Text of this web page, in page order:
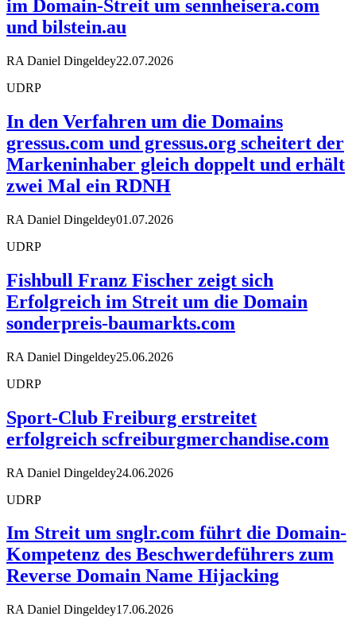
im Domain-Streit um sennheisera.com
und bilstein.au
RA Daniel Dingeldey22.07.2026
UDRP
In den Verfahren um die Domains
gressus.com und gressus.org scheitert der
Markeninhaber gleich doppelt und erhält
zwei Mal ein RDNH
RA Daniel Dingeldey01.07.2026
UDRP
Fishbull Franz Fischer zeigt sich
Erfolgreich im Streit um die Domain
sonderpreis-baumarkts.com
RA Daniel Dingeldey25.06.2026
UDRP
Sport-Club Freiburg erstreitet
erfolgreich scfreiburgmerchandise.com
RA Daniel Dingeldey24.06.2026
UDRP
Im Streit um snglr.com führt die Domain-
Kompetenz des Beschwerdeführers zum
Reverse Domain Name Hijacking
RA Daniel Dingeldey17.06.2026